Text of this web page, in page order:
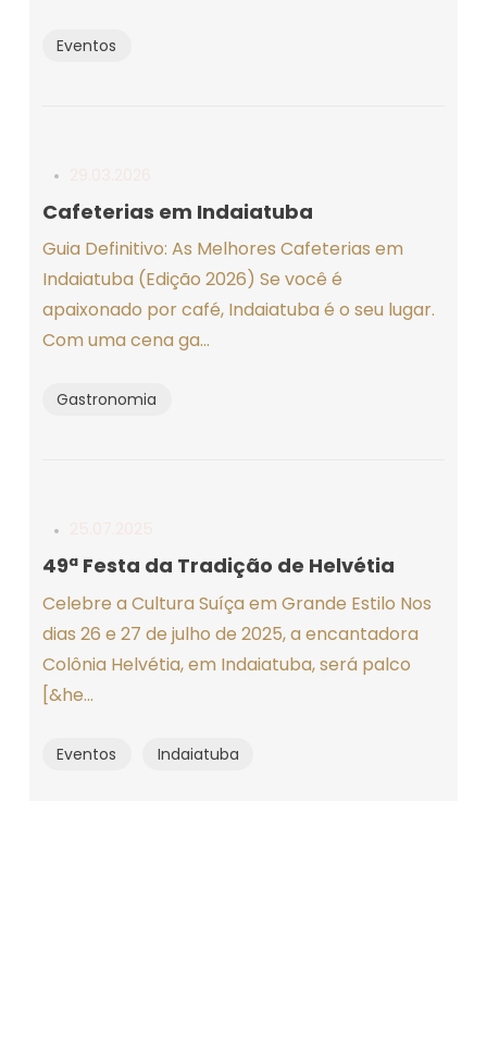
Eventos
Cafeterias em Indaiatuba
Guia Definitivo: As Melhores Cafeterias em
Indaiatuba (Edição 2026) Se você é
apaixonado por café, Indaiatuba é o seu lugar.
Com uma cena ga...
Gastronomia
49ª Festa da Tradição de Helvétia
Celebre a Cultura Suíça em Grande Estilo Nos
dias 26 e 27 de julho de 2025, a encantadora
Colônia Helvétia, em Indaiatuba, será palco
[&he...
Eventos Indaiatuba
by Leandro Araujo